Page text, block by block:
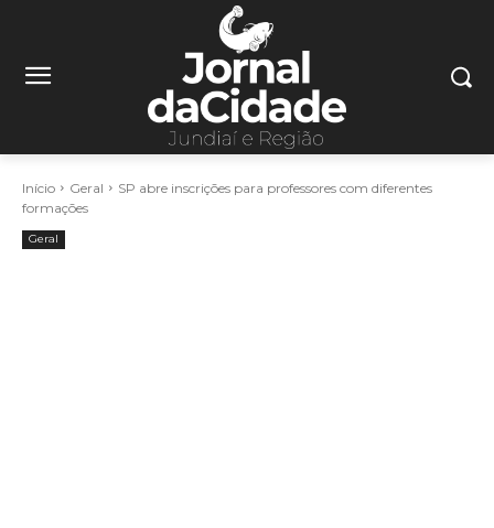
Início Geral
SP abre inscrições para professores com diferentes
formações
Geral